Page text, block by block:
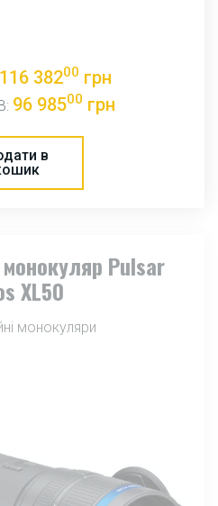
116 38200 грн
96 98500 грн
в
монокуляр Pulsar
XL50
монокуляри